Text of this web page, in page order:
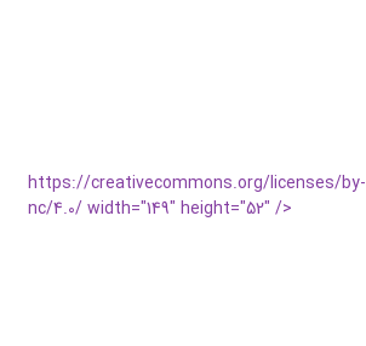
https://creativecommons.org/licenses/by-
nc/4.0/ width="149" height="52" />